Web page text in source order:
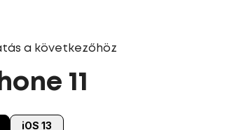
a következőhöz
11
iOS 13